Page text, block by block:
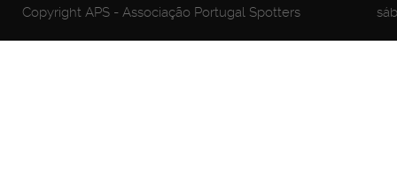
Copyright APS - Associação Portugal Spotters